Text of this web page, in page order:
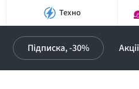
Техно
Підписка, -30% Акції